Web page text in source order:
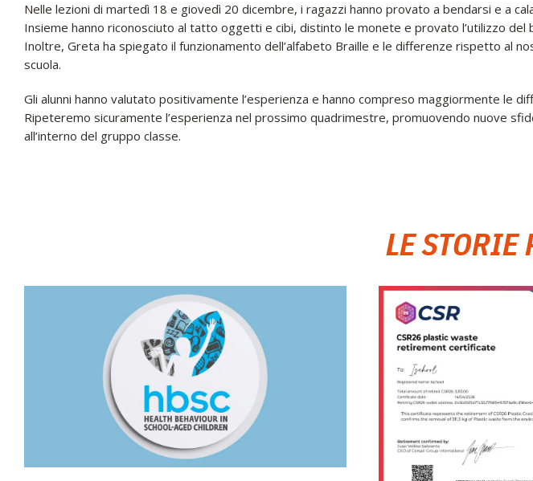
Nelle lezioni di martedì 18 e giovedì 20 dicembre, i ragazzi hanno provato a bendarsi e a
Insieme hanno riconosciuto al tatto oggetti e cibi, distinto le monete e provato l’utilizzo
Inoltre, Greta ha spiegato il funzionamento dell’alfabeto Braille e le differenze rispetto al
scuola.
Gli alunni hanno valutato positivamente l’esperienza e hanno compreso maggiormente le
Ripeteremo sicuramente l’esperienza nel prossimo quadrimestre, promuovendo nuove
all’interno del gruppo classe.
LE STORIE